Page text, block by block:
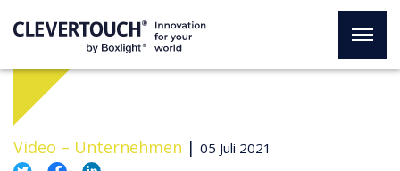
Video – Unternehmen | 05 Juli 2021